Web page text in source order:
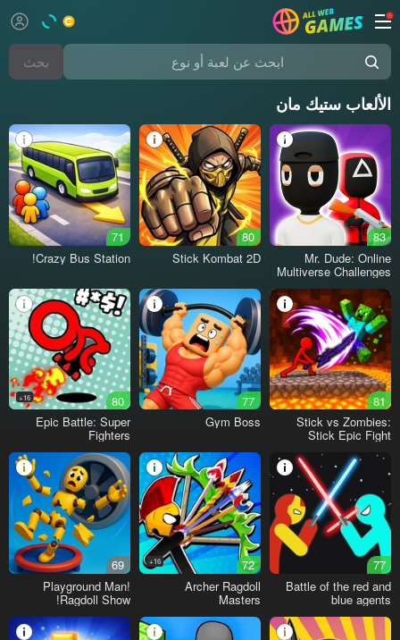
ابحث عن لعبة أو نوع بحث
الألعاب ستيك مان
83
Mr. Dude: Online
Multiverse Challenges
80
Stick Kombat 2D
71
Crazy Bus Station!
81
Stick vs Zombies:
Stick Epic Fight
77
Gym Boss
80
16+
Epic Battle: Super
Fighters
77
Battle of the red and
blue agents
72
16+
Archer Ragdoll
Masters
69
Playground Man!
Ragdoll Show!